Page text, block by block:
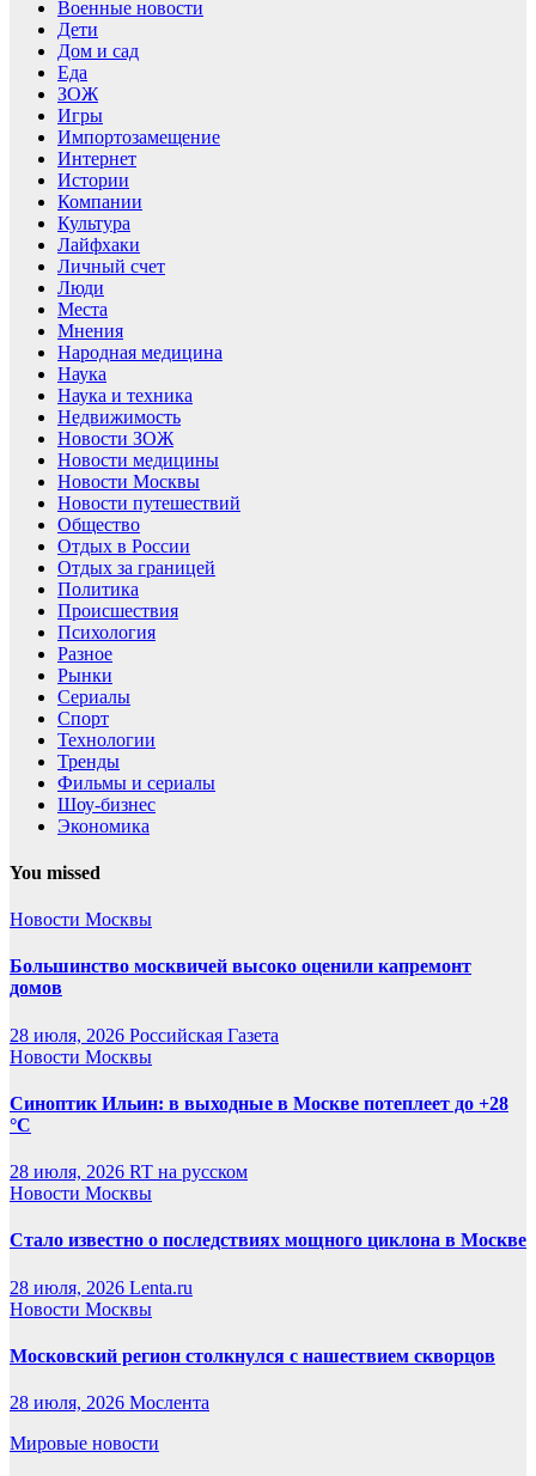
Военные новости
Дети
Дом и сад
Еда
ЗОЖ
Игры
Импортозамещение
Интернет
Истории
Компании
Культура
Лайфхаки
Личный счет
Люди
Места
Мнения
Народная медицина
Наука
Наука и техника
Недвижимость
Новости ЗОЖ
Новости медицины
Новости Москвы
Новости путешествий
Общество
Отдых в России
Отдых за границей
Политика
Происшествия
Психология
Разное
Рынки
Сериалы
Спорт
Технологии
Тренды
Фильмы и сериалы
Шоу-бизнес
Экономика
You missed
Новости Москвы
Большинство москвичей высоко оценили капремонт
домов
28 июля, 2026 Российская Газета
Новости Москвы
Синоптик Ильин: в выходные в Москве потеплеет до +28
°C
28 июля, 2026 RT на русском
Новости Москвы
Стало известно о последствиях мощного циклона в Москве
28 июля, 2026 Lenta.ru
Новости Москвы
Московский регион столкнулся с нашествием скворцов
28 июля, 2026 Мослента
Мировые новости